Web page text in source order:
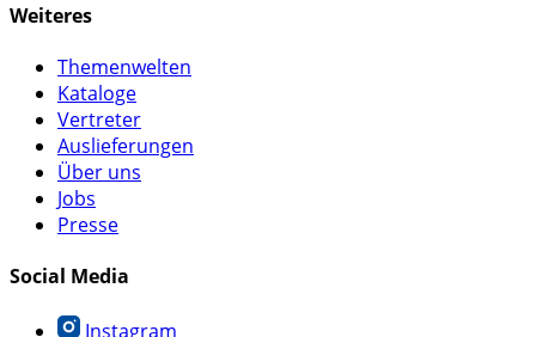
Weiteres
Themenwelten
Kataloge
Vertreter
Auslieferungen
Über uns
Jobs
Presse
Social Media
Instagram